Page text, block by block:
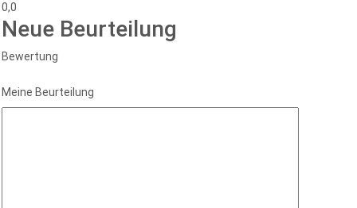
0,0
Neue Beurteilung
Bewertung
Meine Beurteilung